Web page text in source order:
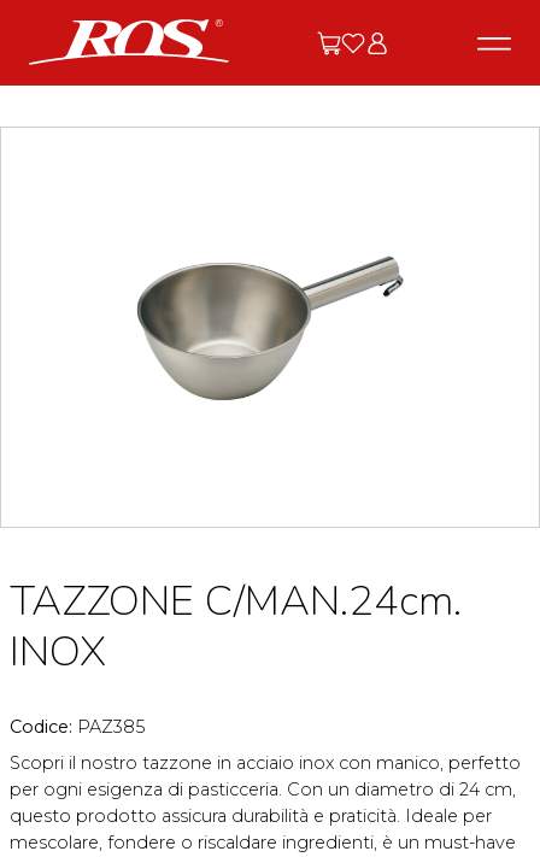
TAZZONE C/MAN.24cm.
INOX
Codice: PAZ385
Scopri il nostro tazzone in acciaio inox con manico, perfetto
per ogni esigenza di pasticceria. Con un diametro di 24 cm,
questo prodotto assicura durabilità e praticità. Ideale per
mescolare, fondere o riscaldare ingredienti, è un must-have